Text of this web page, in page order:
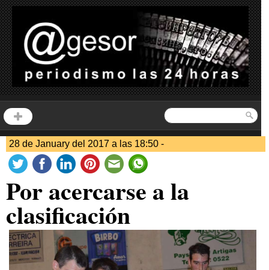
28 de January del 2017 a las 18:50 -
Por acercarse a la
clasificación